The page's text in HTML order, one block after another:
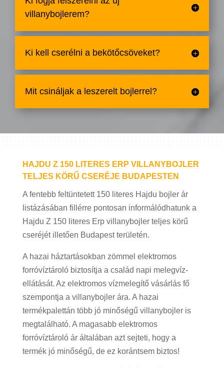
villanybojlerem?
Ki kell cserélni a bekötőcsöveket?
Mit csináljak a leszerelt bojlerrel?
HAJDU Z 150 LITERES ERP VILLANYBOJLER
TELJES KÖRŰ CSERÉJE BUDAPESTEN
A fentebb feltüntetett 150 literes Hajdu bojler ár
listázásában fillérre pontosan informálódhatunk a
Hajdu Z 150 literes Erp villanybojler teljes körű
cseréjét illetően Budapest területén.
A hazai háztartásokban zömmel elektromos
forróvíztároló biztosítja a család napi melegvíz-
ellátását. Az elektromos vízmelegítő vásárlás fő
szempontja a villanybojler ára. A hazai
termékpalettán több jó minőségű villanybojler is
megtalálható. A magasabb elektromos
forróvíztároló ár általában azt sejteti, hogy a
termék jó minőségű, de ez korántsem biztos!